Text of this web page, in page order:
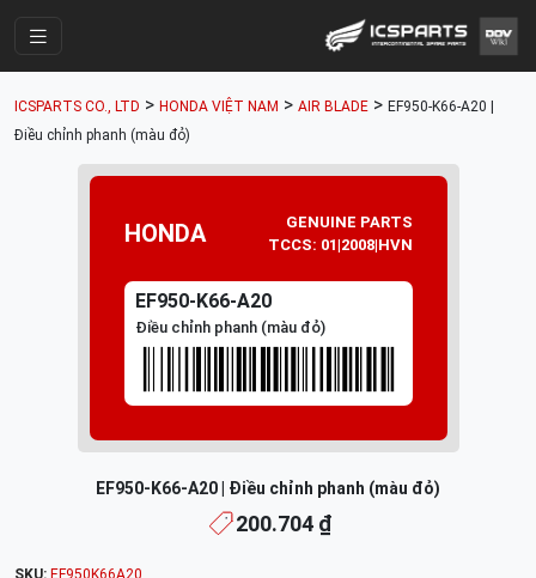
Parts Catalogue
Mã Phụ Tùng
Tài khoản
ICSPARTS CO., LTD > HONDA VIỆT NAM > AIR BLADE > EF950-K66-A20 |
Điều chỉnh phanh (màu đỏ)
HONDA
GENUINE PARTS
TCCS: 01|2008|HVN
EF950-K66-A20
Điều chỉnh phanh (màu đỏ)
EF950-K66-A20 | Điều chỉnh phanh (màu đỏ)
200.704 ₫
SKU: EF950K66A20